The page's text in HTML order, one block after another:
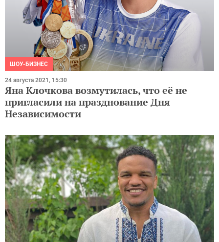
ШОУ-БИЗНЕС
24 августа 2021, 15:30
Яна Клочкова возмутилась, что её не
пригласили на празднование Дня
Независимости